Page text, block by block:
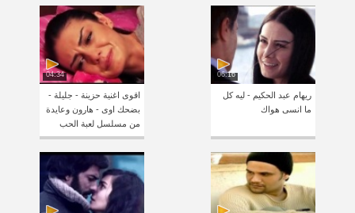
06:16
ريهام عبد الحكيم - ليه كل
ما انسى هواك
04:34
اقوى اغنية حزينة - جليلة -
بضحك اوى - هارون وعايدة
من مسلسل لعبة الحب